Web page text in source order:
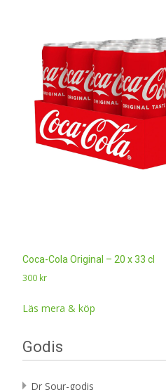
Coca-Cola Original – 20 x 33 cl
300 kr
Läs mera & köp
Godis
Dr Sour-godis